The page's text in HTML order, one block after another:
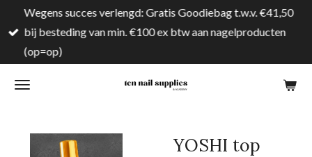
direct
naar
hoofdinhoud
Wegens succes verlengd: Gratis Goodiebag t.w.v. €41,50
bij besteding van min. €100 ex btw aan nagelproducten
(op=op)
YOSHI top